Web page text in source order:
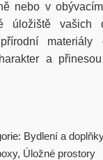
nebo v
úložiště vašich
materiály
a
Bydlení a doplňky
, Úložné prostory